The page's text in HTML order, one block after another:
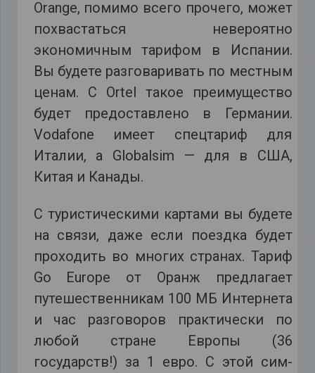
Orange, помимо всего прочего, может
похвастаться невероятно
экономичным тарифом в Испании.
Вы будете разговаривать по местным
ценам. С Ortel такое преимущество
будет предоставлено в Германии.
Vodafone имеет спецтариф для
Италии, а Globalsim — для в США,
Китая и Канады.
С туристическими картами вы будете
на связи, даже если поездка будет
проходить во многих странах. Тариф
Go Europe от Оранж предлагает
путешественникам 100 МБ Интернета
и час разговоров практически по
любой стране Европы (36
государств!) за 1 евро. С этой сим-